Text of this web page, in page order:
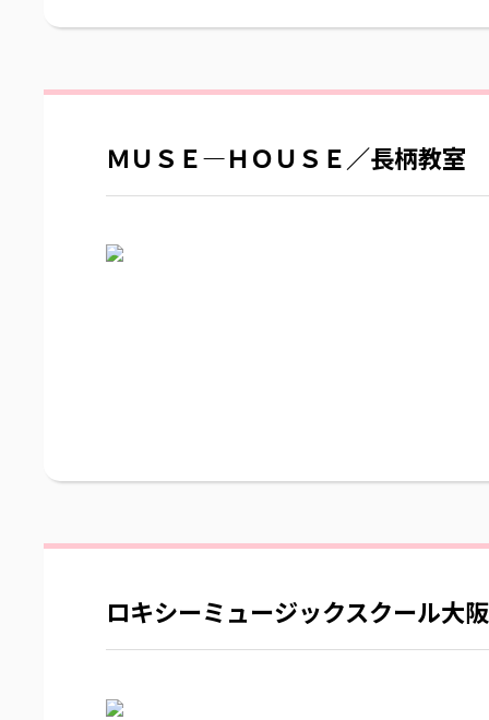
ＭＵＳＥ―ＨＯＵＳＥ／長柄教室
ロキシーミュージックスクール大